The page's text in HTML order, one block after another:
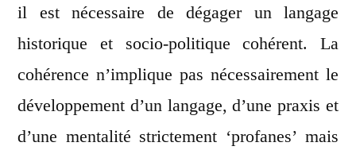
il est nécessaire de dégager un langage
historique et socio-politique cohérent. La
cohérence n’implique pas nécessairement le
développement d’un langage, d’une praxis et
d’une mentalité strictement ‘profanes’ mais